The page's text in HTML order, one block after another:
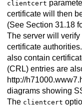
clientcert
certificate will then
(See Section 31.18
The server will verify
certificate
also contain
(CRL) entries are
http://
diagrams showing
The clientcert